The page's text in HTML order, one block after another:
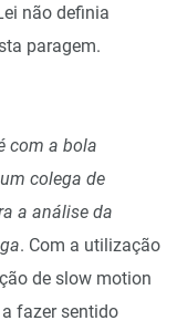
não definia
paragem.
com a bola
colega de
a análise da
. Com a utilização
de slow motion
fazer sentido